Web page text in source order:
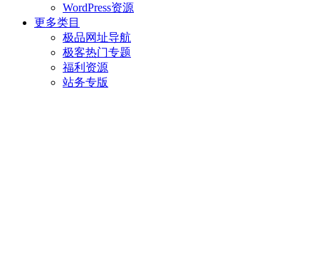
WordPress资源
更多类目
极品网址导航
极客热门专题
福利资源
站务专版